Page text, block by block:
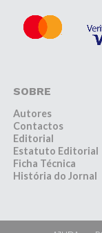
SOBRE
Autores
Contactos
Editorial
Estatuto Editorial
Ficha Técnica
História do Jornal